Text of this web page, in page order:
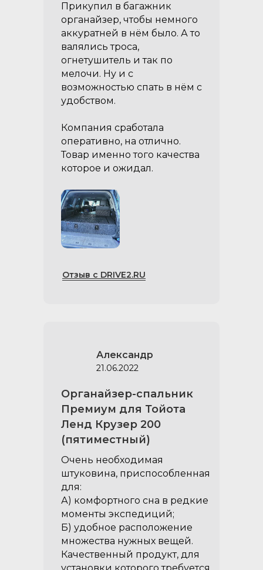
Александр
21.06.2022
Органайзер-спальник
Премиум для Тойота
Ленд Крузер 200
(пятиместный)
Прикупил в багажник
органайзер, чтобы немного
аккуратней в нём было. А то
валялись троса,
огнетушитель и так по
мелочи. Ну и с
возможностью спать в нём с
удобством.
Компания сработала
оперативно, на отлично.
Товар именно того качества
которое и ожидал.
Очень необходимая
штуковина, приспособленная
для:
А) комфортного сна в редкие
моменты экспедиций;
Б) удобное расположение
множества нужных вещей.
Качественный продукт, для
Отзыв с DRIVE2.RU